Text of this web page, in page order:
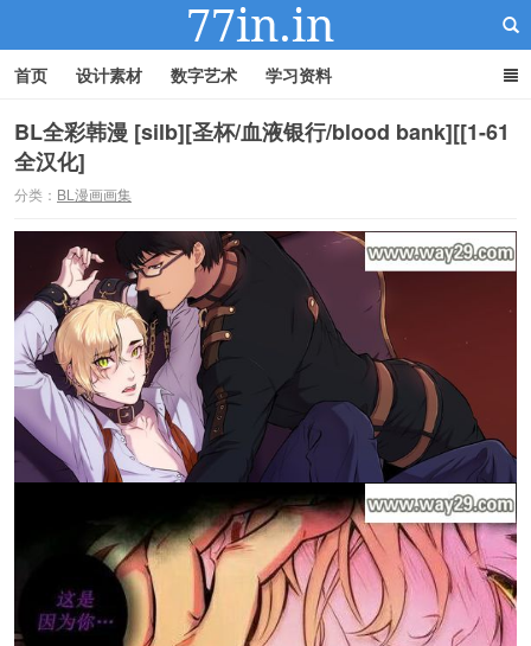
首页 设计素材 数字艺术 学习资料
BL全彩韩漫 [silb][圣杯/血液银行/blood bank][[1-61
全汉化]
分类： BL漫画画集